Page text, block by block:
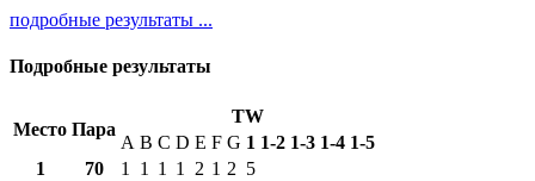
подробные результаты ...
Подробные результаты
Место Пара
TW
A B C D E F G 1 1-2 1-3 1-4 1-5
1
70 1 1 1 1 2 1 2 5